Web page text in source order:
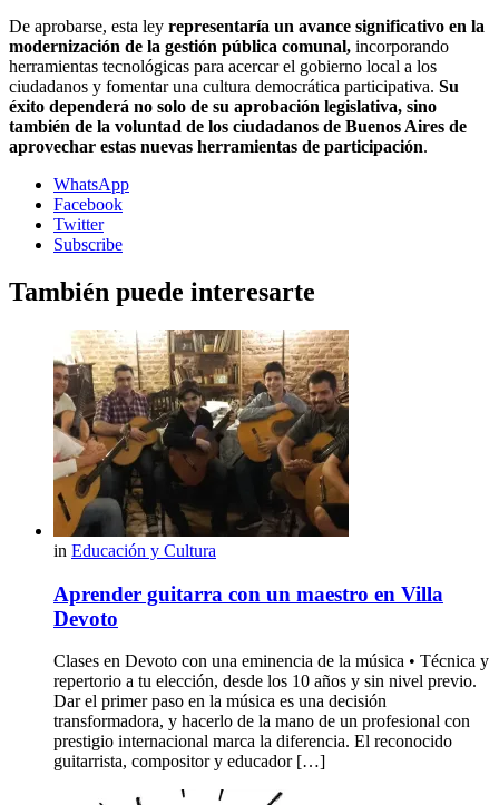
De aprobarse, esta ley representaría un avance significativo en la
modernización de la gestión pública comunal, incorporando
herramientas tecnológicas para acercar el gobierno local a los
ciudadanos y fomentar una cultura democrática participativa. Su
éxito dependerá no solo de su aprobación legislativa, sino
también de la voluntad de los ciudadanos de Buenos Aires de
aprovechar estas nuevas herramientas de participación.
WhatsApp
Facebook
Twitter
Subscribe
También puede interesarte
in Educación y Cultura
Aprender guitarra con un maestro en Villa
Devoto
Clases en Devoto con una eminencia de la música • Técnica y
repertorio a tu elección, desde los 10 años y sin nivel previo.
Dar el primer paso en la música es una decisión
transformadora, y hacerlo de la mano de un profesional con
prestigio internacional marca la diferencia. El reconocido
guitarrista, compositor y educador […]